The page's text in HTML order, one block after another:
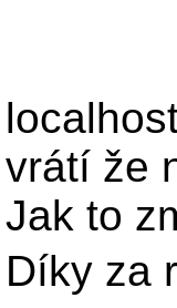
vrátí že
Jak to
Díky za